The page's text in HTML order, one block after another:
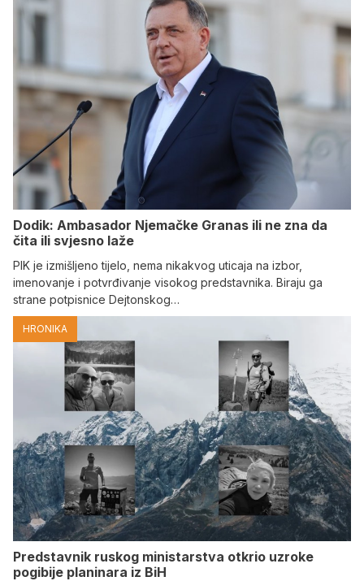
Dodik: Ambasador Njemačke Granas ili ne zna da
čita ili svjesno laže
PIK je izmišljeno tijelo, nema nikakvog uticaja na izbor,
imenovanje i potvrđivanje visokog predstavnika. Biraju ga
strane potpisnice Dejtonskog…
HRONIKA
Predstavnik ruskog ministarstva otkrio uzroke
pogibije planinara iz BiH